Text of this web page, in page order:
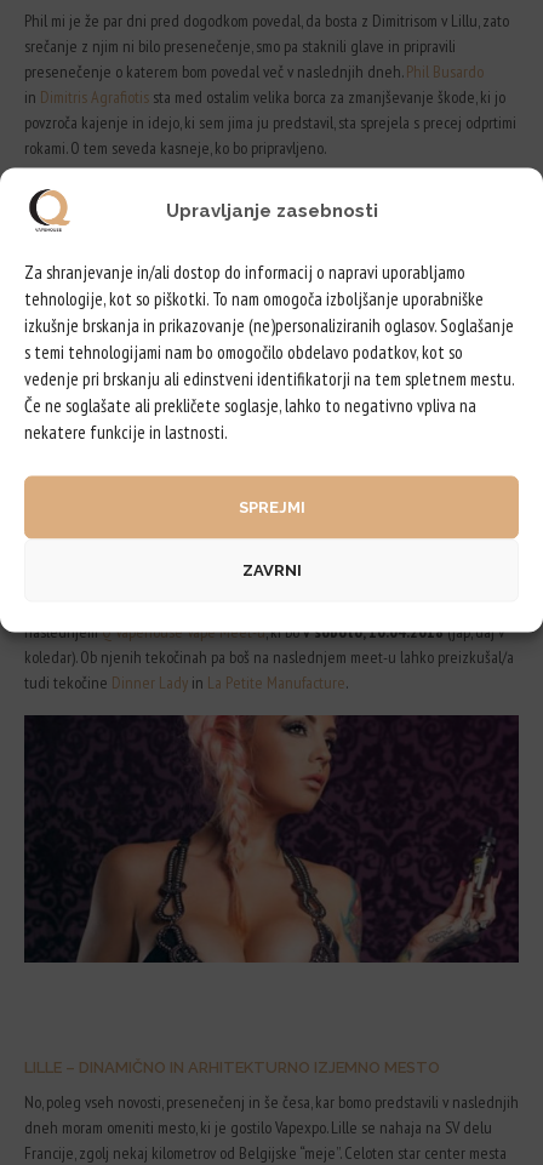
Upravljanje zasebnosti
Za shranjevanje in/ali dostop do informacij o napravi uporabljamo
tehnologije, kot so piškotki. To nam omogoča izboljšanje uporabniške
izkušnje brskanja in prikazovanje (ne)personaliziranih oglasov. Soglašanje
s temi tehnologijami nam bo omogočilo obdelavo podatkov, kot so
vedenje pri brskanju ali edinstveni identifikatorji na tem spletnem mestu.
Če ne soglašate ali prekličete soglasje, lahko to negativno vpliva na
nekatere funkcije in lastnosti.
SPREJMI
ZAVRNI
Phil mi je že par dni pred dogodkom povedal, da bosta z Dimitrisom v Lillu, zato
srečanje z njim ni bilo presenečenje, smo pa staknili glave in pripravili
presenečenje o katerem bom povedal več v naslednjih dneh.Phil Busardo
in Dimitris Agrafiotis sta med ostalim velika borca za zmanjševanje škode, ki jo
povzroča kajenje in idejo, ki sem jima ju predstavil, sta sprejela s precej odprtimi
rokami. O tem seveda kasneje, ko bo pripravljeno.
naslednjih tednih, s skupnimi močmi, pričeli z razvojem prve e-tekočine s
priokusom Slovenije! Presenetil pa je tudi Shaggy, lastnik VGOD-a, ki je
nenapovedano prišel v Francijo, bo pa napovedano prišel tudi v eno majhno EU
državo. Ampak tudi to bo za zdaj (še) ostala skrivnost.
naslednjemQ Vapehouse Vape Meet-u, ki bov soboto, 10.04.2018(jap, daj v
koledar). Ob njenih tekočinah pa boš na naslednjem meet-u lahko preizkušal/a
tudi tekočine Dinner Lady in La Petite Manufacture.
LILLE – DINAMIČNO IN ARHITEKTURNO IZJEMNO MESTO
No, poleg vseh novosti, presenečenj in še česa, kar bomo predstavili v naslednjih
dneh moram omeniti mesto, ki je gostilo Vapexpo. Lille se nahaja na SV delu
Francije, zgolj nekaj kilometrov od Belgijske “meje”. Celoten star center mesta